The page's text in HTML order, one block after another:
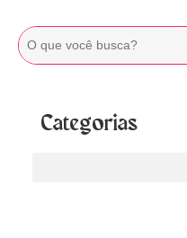
Categorias